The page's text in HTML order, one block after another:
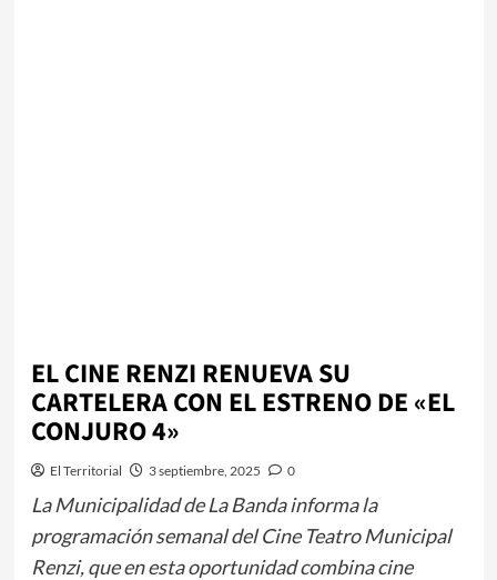
EL CINE RENZI RENUEVA SU
CARTELERA CON EL ESTRENO DE «EL
CONJURO 4»
El Territorial 3 septiembre, 2025 0
La Municipalidad de La Banda informa la
programación semanal del Cine Teatro Municipal
Renzi, que en esta oportunidad combina cine